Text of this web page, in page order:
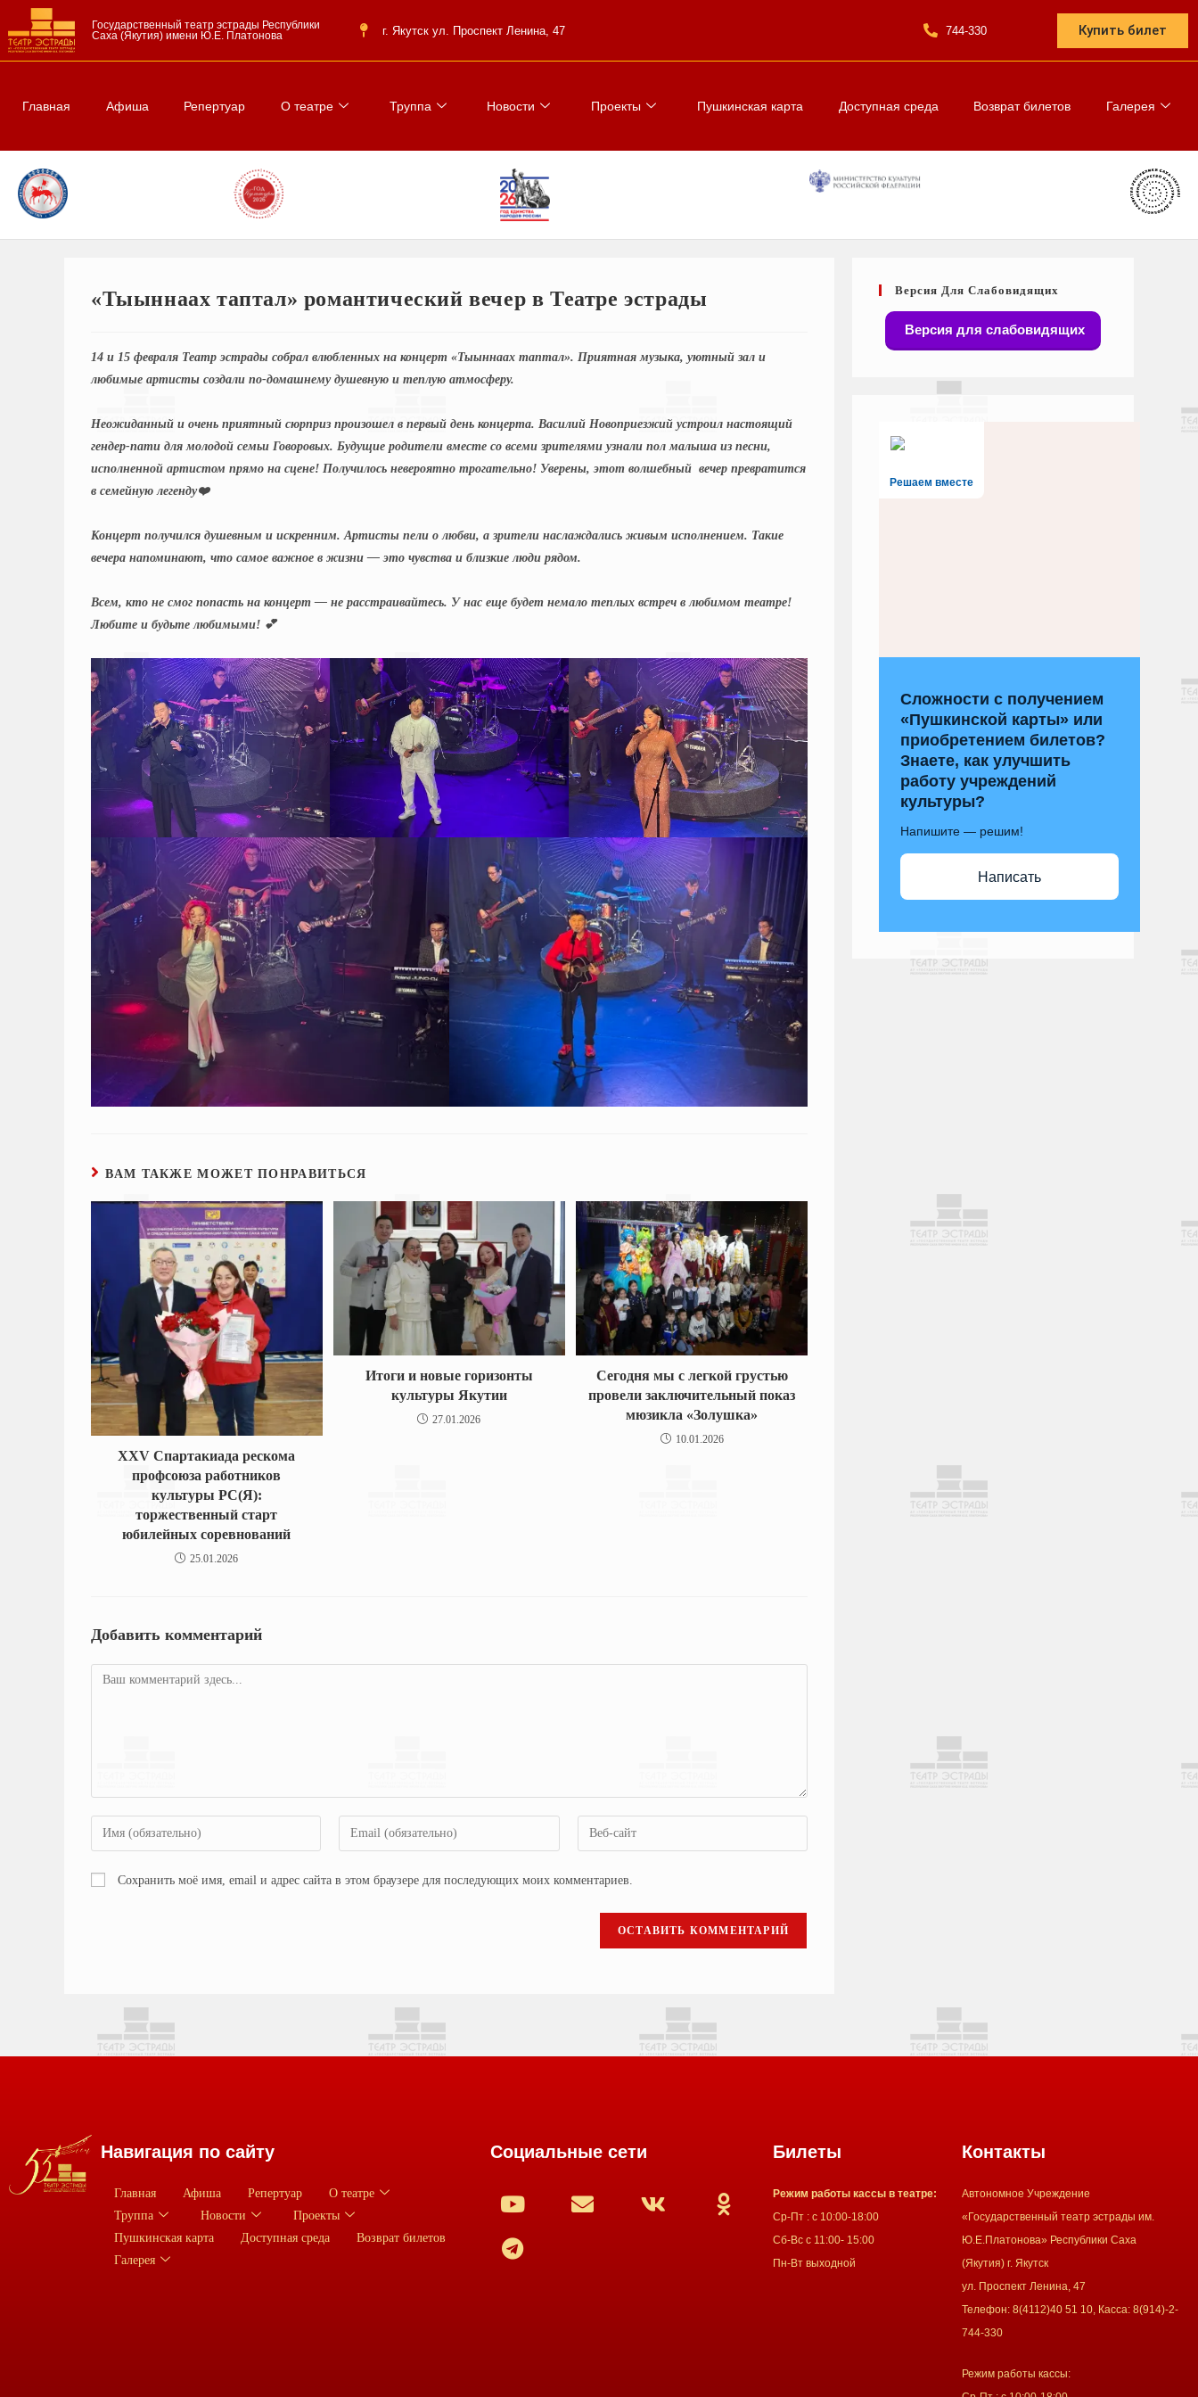
Государственный театр эстрады Республики
Саха (Якутия) имени Ю.Е. Платонова
г. Якутск ул. Проспект Ленина, 47 744-330 Купить билет
Главная Афиша Репертуар О театре Труппа Новости Проекты Пушкинская карта Доступная среда Возврат билетов Галерея
«Тыыннаах таптал» романтический вечер в Театре эстрады
14 и 15 февраля Театр эстрады собрал влюбленных на концерт «Тыыннаах таптал». Приятная музыка, уютный зал и
любимые артисты создали по-домашнему душевную и теплую атмосферу.
Неожиданный и очень приятный сюрприз произошел в первый день концерта. Василий Новоприезжий устроил настоящий
гендер-пати для молодой семьи Говоровых. Будущие родители вместе со всеми зрителями узнали пол малыша из песни,
исполненной артистом прямо на сцене! Получилось невероятно трогательно! Уверены, этот волшебный вечер превратится
в семейную легенду❤️
Концерт получился душевным и искренним. Артисты пели о любви, а зрители наслаждались живым исполнением. Такие
вечера напоминают, что самое важное в жизни — это чувства и близкие люди рядом.
Всем, кто не смог попасть на концерт — не расстраивайтесь. У нас еще будет немало теплых встреч в любимом театре!
Любите и будьте любимыми! 💕
ВАМ ТАКЖЕ МОЖЕТ ПОНРАВИТЬСЯ
XXV Спартакиада рескома
профсоюза работников
культуры РС(Я):
торжественный старт
юбилейных соревнований
25.01.2026
Итоги и новые горизонты
культуры Якутии
27.01.2026
Сегодня мы с легкой грустью
провели заключительный показ
мюзикла «Золушка»
10.01.2026
Добавить комментарий
Сохранить моё имя, email и адрес сайта в этом браузере для последующих моих комментариев.
Версия Для Слабовидящих
Версия для слабовидящих
Решаем вместе
Сложности с получением
«Пушкинской карты» или
приобретением билетов?
Знаете, как улучшить
работу учреждений
культуры?
Напишите — решим!
Написать
Навигация по сайту
Главная Афиша Репертуар
О театре
Труппа
Новости
Проекты
Пушкинская карта
Доступная среда
Возврат билетов
Галерея
Социальные сети Билеты
Режим работы кассы в театре:
Ср-Пт : с 10:00-18:00
Сб-Вс с 11:00- 15:00
Пн-Вт выходной
Контакты
Автономное Учреждение
«Государственный театр эстрады им.
Ю.Е.Платонова» Республики Саха
(Якутия) г. Якутск
ул. Проспект Ленина, 47
Телефон: 8(4112)40 51 10, Касса: 8(914)-2-
744-330
Режим работы кассы: